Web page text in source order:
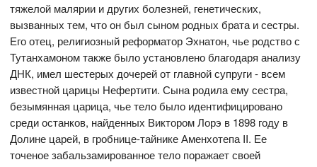
тяжелой малярии и других болезней, генетических,
вызванных тем, что он был сыном родных брата и сестры.
Его отец, религиозный реформатор Эхнатон, чье родство с
Тутанхамоном также было установлено благодаря анализу
ДНК, имел шестерых дочерей от главной супруги - всем
известной царицы Нефертити. Сына родила ему сестра,
безымянная царица, чье тело было идентифицировано
среди останков, найденных Виктором Лорэ в 1898 году в
Долине царей, в гробнице-тайнике Аменхотепа II. Ее
точеное забальзамированное тело поражает своей